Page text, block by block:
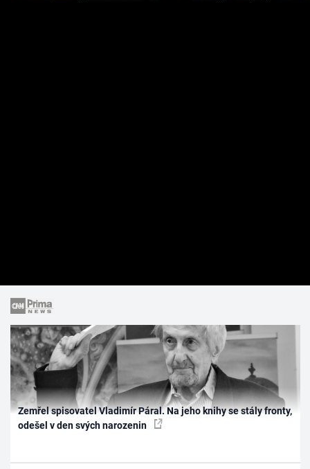
Zemřel spisovatel Vladimír Páral. Na jeho knihy se stály fronty,
odešel v den svých narozenin